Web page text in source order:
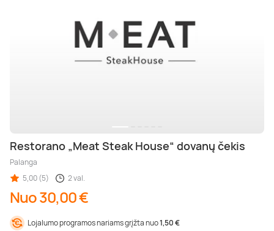
Restorano „Meat Steak House“ dovanų čekis
Palanga
5,00 (5)
2 val.
Nuo 30,00 €
Lojalumo programos nariams grįžta nuo1,50 €